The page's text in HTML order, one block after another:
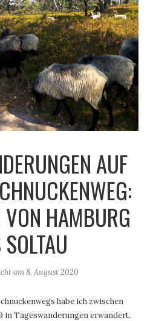
AUF
HAMBURG
am8. August 2020
habe ich zwischen
in Tageswanderungen erwandert.